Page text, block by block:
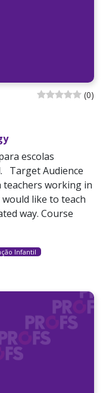
(0)
escolas
Target Audience
teachers working in
like to teach
way. Course
Infantil